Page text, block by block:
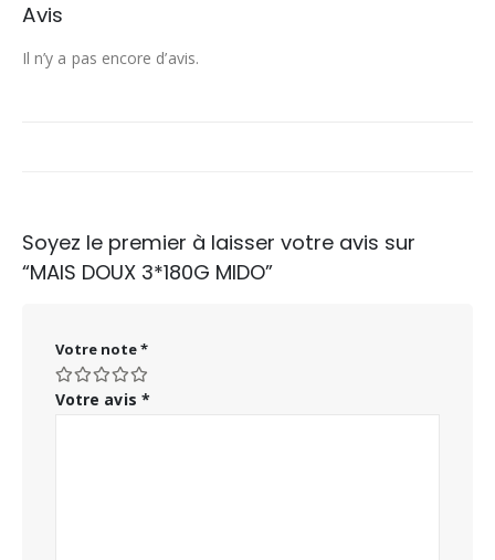
Avis
Il n’y a pas encore d’avis.
Soyez le premier à laisser votre avis sur
“MAIS DOUX 3*180G MIDO”
Votre note*
Votre avis *